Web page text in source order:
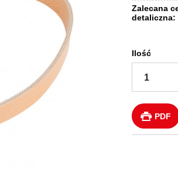
Zalecana
detaliczna:
Ilość
PDF